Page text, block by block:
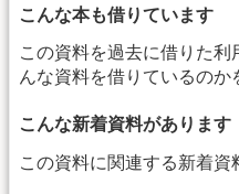
こんな本も借りています
この資料を過去に借りた
んな資料を借りているのか
こんな新着資料があります
この資料に関連する新着資